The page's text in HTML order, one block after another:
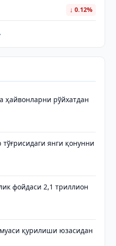
↓ 0.12%
ҳайвонларни рўйхатдан
янги қонунни
фойдаси 2,1 триллион
қурилиши юзасидан